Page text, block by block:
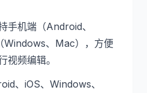
手机端（Android、
Windows、Mac），方便
视频编辑。
、iOS、Windows、